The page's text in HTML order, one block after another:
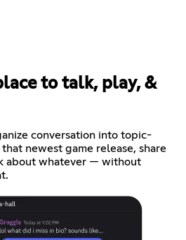
to talk, play, &
conversation into topic-
newest game release, share
about whatever — without